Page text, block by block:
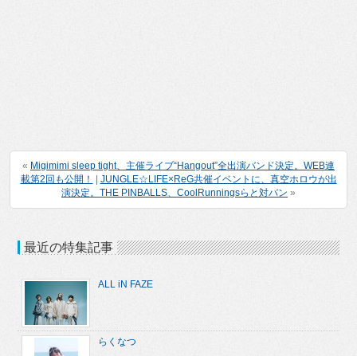
« Migimimi sleep tight、主催ライブ“Hangout”全出演バンド決定。WEB連
載第2回も公開！
JUNGLE☆LIFE×ReG共催イベントに、真空ホロウが出
演決定。THE PINBALLS、CoolRunningsらと対バン »
最近の特集記事
ALL iN FAZE
らくなつ